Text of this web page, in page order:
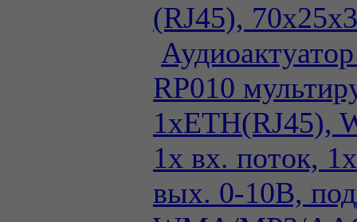
(RJ45),
RP010
1xETH(RJ45),
1х вх. поток,
вых. 0-10В,